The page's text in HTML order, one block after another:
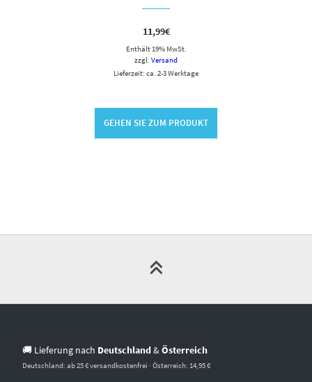
11,99€
Enthält 19% MwSt.
zzgl. Versand
Lieferzeit: ca. 2-3 Werktage
GEHEN SIE ZUM PRODUKT
🚚 Lieferung nach Deutschland &Österreich
Deutschland: ab 25 € versandkostenfrei · Österreich: 14,95 €